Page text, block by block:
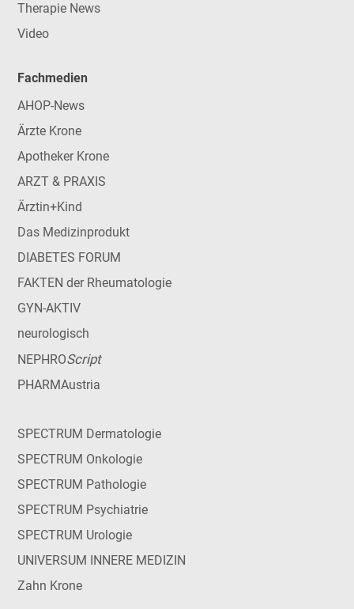
Therapie News
Video
Fachmedien
AHOP-News
Ärzte Krone
Apotheker Krone
ARZT & PRAXIS
Ärztin+Kind
Das Medizinprodukt
DIABETES FORUM
FAKTEN der Rheumatologie
GYN-AKTIV
neurologisch
NEPHROScript
PHARMAustria
SPECTRUM Dermatologie
SPECTRUM Onkologie
SPECTRUM Pathologie
SPECTRUM Psychiatrie
SPECTRUM Urologie
UNIVERSUM INNERE MEDIZIN
Zahn Krone